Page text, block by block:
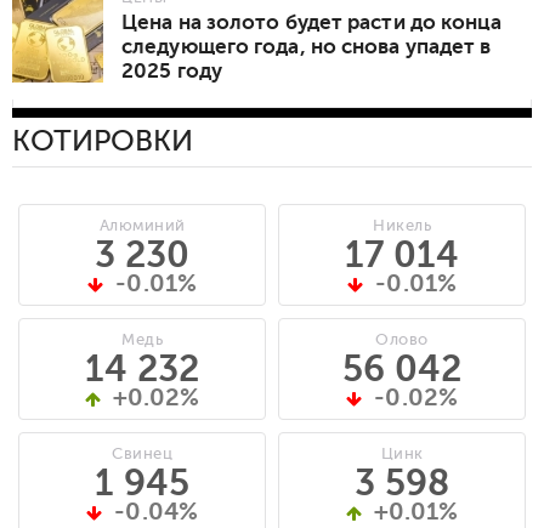
Цена на золото будет расти до конца
следующего года, но снова упадет в
2025 году
КОТИРОВКИ
Алюминий
3 230
-0.01%
Медь
14 232
+0.02%
Свинец
1 945
-0.04%
Никель
17 014
-0.01%
Олово
56 042
-0.02%
Цинк
3 598
+0.01%